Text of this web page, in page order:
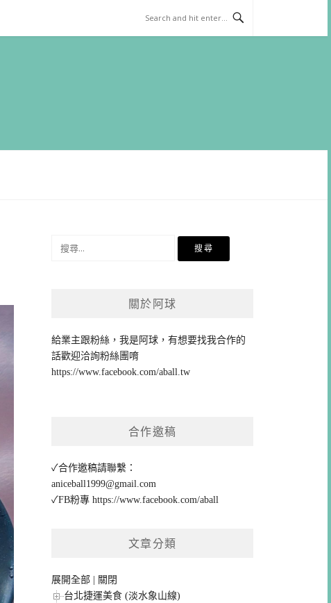
關於阿球
給業主跟粉絲，我是阿球，有想要找我合作的
話歡迎洽詢粉絲團唷
https://www.facebook.com/aball.tw
合作邀稿
✓合作邀稿請聯繫：
aniceball1999@gmail.com
✓FB粉專https://www.facebook.com/aball
文章分類
展開全部
關閉
台北捷運美食 (淡水象山線)